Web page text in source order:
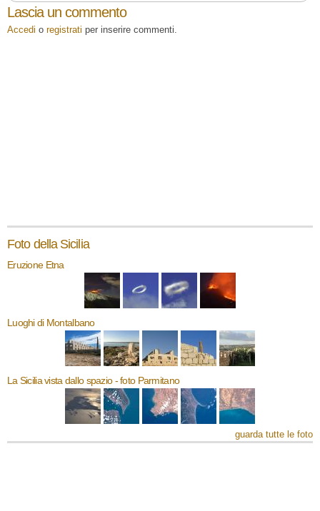
Lascia un commento
Accedi o registrati per inserire commenti.
Foto della Sicilia
Eruzione Etna
Luoghi di Montalbano
La Sicilia vista dallo spazio - foto Parmitano
guarda tutte le foto